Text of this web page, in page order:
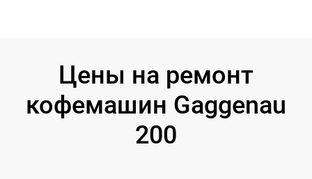
Цены на ремонт
кофемашин Gaggenau
200